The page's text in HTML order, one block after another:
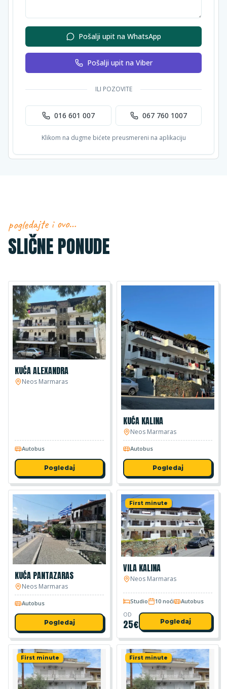
Pošalji upit na WhatsApp
Pošalji upit na Viber
ILI POZOVITE
016 601 007 067 760 1007
Klikom na dugme bićete preusmereni na aplikaciju
pogledajte i ovo…
SLIČNE PONUDE
KUĆA ALEXANDRA
Neos Marmaras
Autobus
Pogledaj
KUĆA KALINA
Neos Marmaras
Autobus
Pogledaj
KUĆA PANTAZARAS
Neos Marmaras
Autobus
Pogledaj
First minute
VILA KALINA
Neos Marmaras
Studio 10 noći Autobus
OD
25€ Pogledaj
First minute First minute